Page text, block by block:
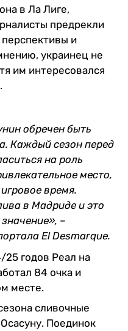
в Ла Лиге,
предрекли
и
украинец не
им интересовался
обречен быть
Каждый сезон перед
на роль
место,
время.
в Мадриде и это
–
El Desmarque.
25 годов Реал на
84 очка и
месте.
сливочные
Поединок